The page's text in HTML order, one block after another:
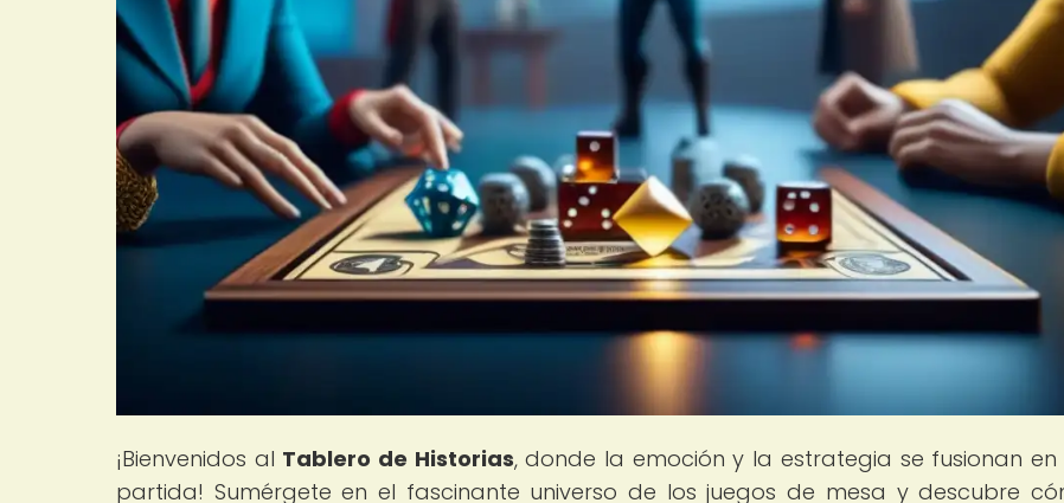
¡Bienvenidos al Tablero de Historias, donde la emoción y la estrategia se fusionan
partida! Sumérgete en el fascinante universo de los juegos de mesa y descubre